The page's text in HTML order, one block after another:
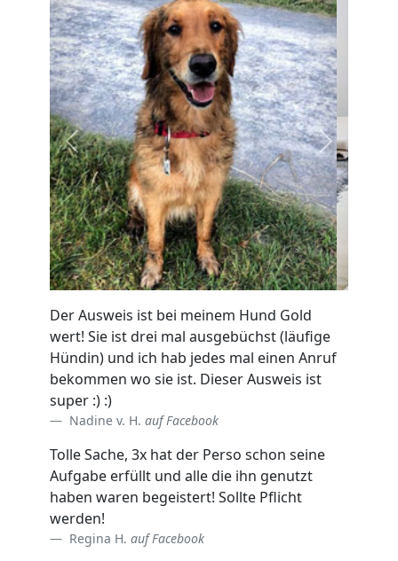
Zurück Weiter
Der Ausweis ist bei meinem Hund Gold
wert! Sie ist drei mal ausgebüchst (läufige
Hündin) und ich hab jedes mal einen Anruf
bekommen wo sie ist. Dieser Ausweis ist
super :) :)
Nadine v. H. auf Facebook
Tolle Sache, 3x hat der Perso schon seine
Aufgabe erfüllt und alle die ihn genutzt
haben waren begeistert! Sollte Pflicht
werden!
Regina H. auf Facebook